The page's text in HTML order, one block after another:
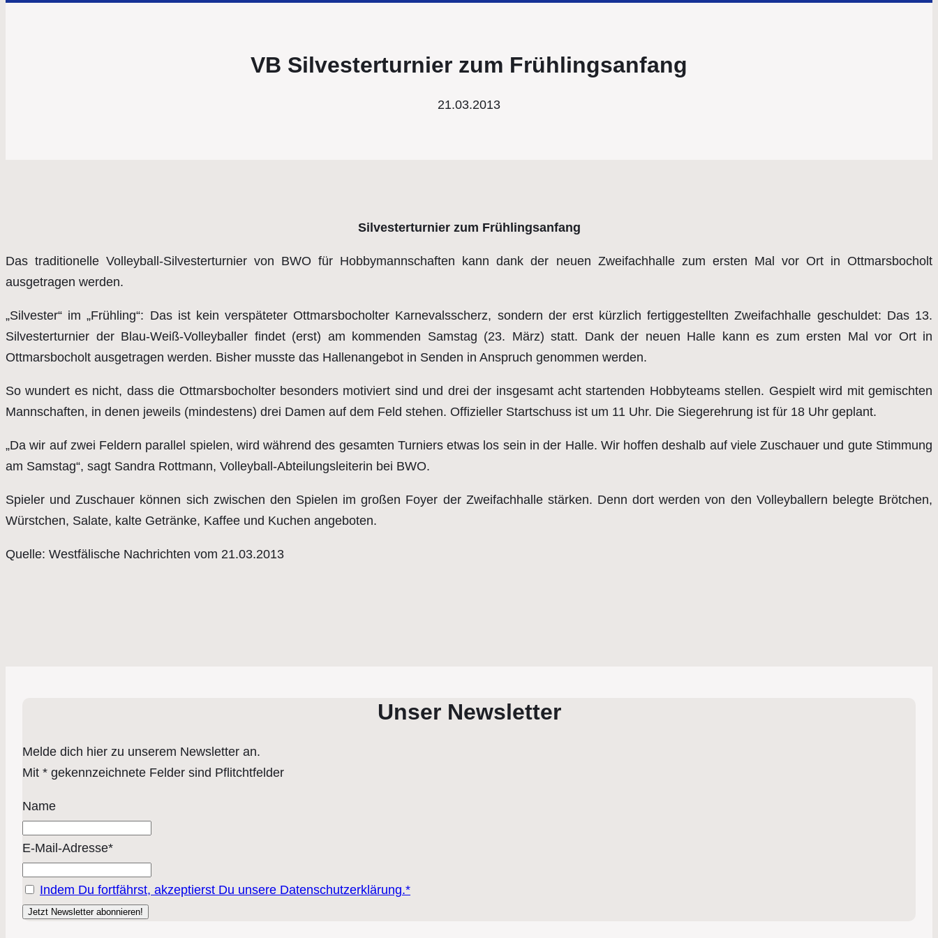
VB Silvesterturnier zum Frühlingsanfang
21.03.2013
Silvesterturnier zum Frühlingsanfang
Das traditionelle Volleyball-Silvesterturnier von BWO für Hobbymannschaften kann dank der neuen Zweifachhalle zum ersten Mal vor Ort in Ottmarsbocholt
ausgetragen werden.
„Silvester“ im „Frühling“: Das ist kein verspäteter Ottmarsbocholter Karnevalsscherz, sondern der erst kürzlich fertiggestellten Zweifachhalle geschuldet: Das 13.
Silvesterturnier der Blau-Weiß-Volleyballer findet (erst) am kommenden Samstag (23. März) statt. Dank der neuen Halle kann es zum ersten Mal vor Ort in
Ottmarsbocholt ausgetragen werden. Bisher musste das Hallenangebot in Senden in Anspruch genommen werden.
So wundert es nicht, dass die Ottmarsbocholter besonders motiviert sind und drei der insgesamt acht startenden Hobbyteams stellen. Gespielt wird mit gemischten
Mannschaften, in denen jeweils (mindestens) drei Damen auf dem Feld stehen. Offizieller Startschuss ist um 11 Uhr. Die Siegerehrung ist für 18 Uhr geplant.
„Da wir auf zwei Feldern parallel spielen, wird während des gesamten Turniers etwas los sein in der Halle. Wir hoffen deshalb auf viele Zuschauer und gute Stimmung
am Samstag“, sagt Sandra Rottmann, Volleyball-Abteilungsleiterin bei BWO.
Spieler und Zuschauer können sich zwischen den Spielen im großen Foyer der Zweifachhalle stärken. Denn dort werden von den Volleyballern belegte Brötchen,
Würstchen, Salate, kalte Getränke, Kaffee und Kuchen angeboten.
Quelle: Westfälische Nachrichten vom 21.03.2013
Unser Newsletter
Melde dich hier zu unserem Newsletter an.
Mit * gekennzeichnete Felder sind Pflitchtfelder
Name
E-Mail-Adresse*
Indem Du fortfährst, akzeptierst Du unsere Datenschutzerklärung.*